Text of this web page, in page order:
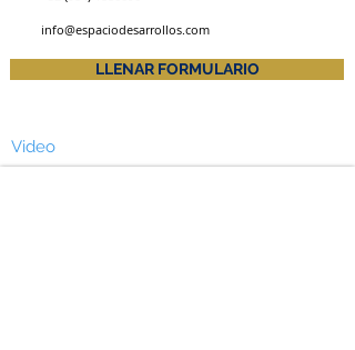
info@espaciodesarrollos.com
LLENAR FORMULARIO
Video